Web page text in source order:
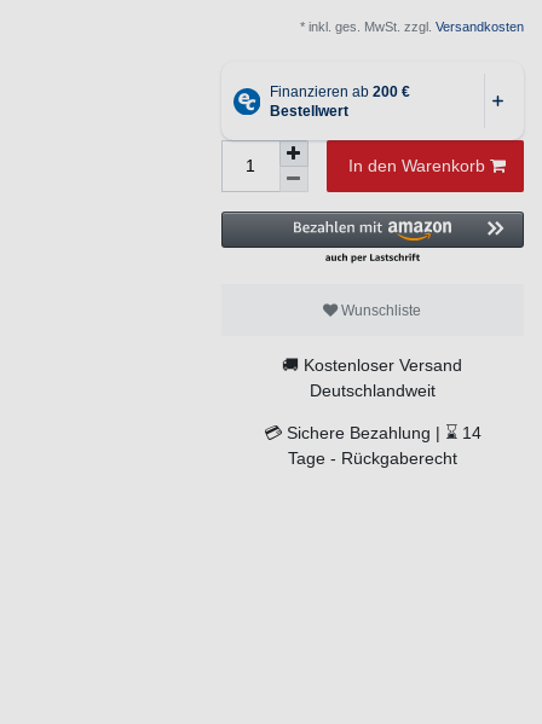
* inkl. ges. MwSt. zzgl. Versandkosten
In den Warenkorb
Wunschliste
🚚 Kostenloser Versand
Deutschlandweit
💳 Sichere Bezahlung | ⌛ 14
Tage - Rückgaberecht